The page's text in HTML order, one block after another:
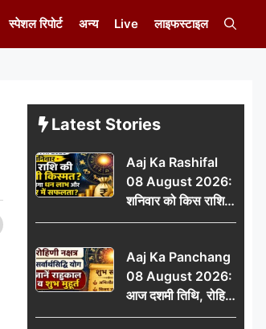
स्पेशल रिपोर्ट अन्य Live लाइफस्टाइल
Latest Stories
Aaj Ka Rashifal
08 August 2026:
शनिवार को किस राशि
की चमकेगी किस्मत,
और करियर में सफलता?
Aaj Ka Panchang
08 August 2026:
आज दशमी तिथि, रोहिणी
नक्षत्र और सर्वार्थसिद्धि